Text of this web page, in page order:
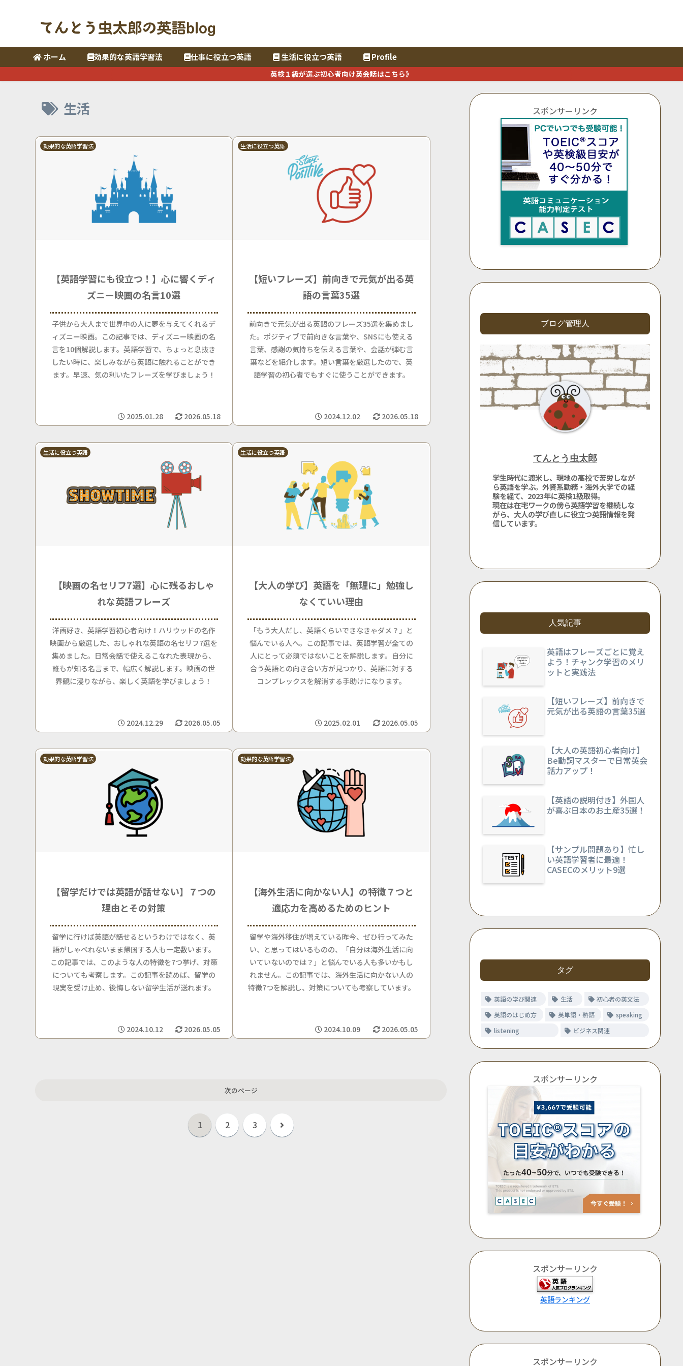
ホーム 効果的な英語学習法 仕事に役立つ英語 生活に役立つ英語 Profile
英検１級が選ぶ初心者向け英会話はこちら》
生活
効果的な英語学習法
【英語学習にも役立つ！】心に響くディ
ズニー映画の名言10選
子供から大人まで世界中の人に夢を与えてくれるデ
ィズニー映画。この記事では、ディズニー映画の名
言を10個解説します。英語学習で、ちょっと息抜き
したい時に、楽しみながら英語に触れることができ
ます。早速、気の利いたフレーズを学びましょう！
2025.01.28 2026.05.18
生活に役立つ英語
【短いフレーズ】前向きで元気が出る英
語の言葉35選
前向きで元気が出る英語のフレーズ35選を集めまし
た。ポジティブで前向きな言葉や、SNSにも使える
言葉、感謝の気持ちを伝える言葉や、会話が弾む言
葉などを紹介します。短い言葉を厳選したので、英
語学習の初心者でもすぐに使うことができます。
2024.12.02 2026.05.18
生活に役立つ英語
【映画の名セリフ7選】心に残るおしゃ
れな英語フレーズ
洋画好き、英語学習初心者向け！ハリウッドの名作
映画から厳選した、おしゃれな英語の名セリフ7選を
集めました。日常会話で使えるこなれた表現から、
誰もが知る名言まで、幅広く解説します。映画の世
界観に浸りながら、楽しく英語を学びましょう！
2024.12.29 2026.05.05
生活に役立つ英語
【大人の学び】英語を「無理に」勉強し
なくていい理由
「もう大人だし、英語くらいできなきゃダメ？」と
悩んでいる人へ。この記事では、英語学習が全ての
人にとって必須ではないことを解説します。自分に
合う英語との向き合い方が見つかり、英語に対する
コンプレックスを解消する手助けになります。
2025.02.01 2026.05.05
効果的な英語学習法
【留学だけでは英語が話せない】７つの
理由とその対策
留学に行けば英語が話せるというわけではなく、英
語がしゃべれないまま帰国する人も一定数います。
この記事では、このような人の特徴を7つ挙げ、対策
についても考察します。この記事を読めば、留学の
現実を受け止め、後悔しない留学生活が送れます。
2024.10.12 2026.05.05
効果的な英語学習法
【海外生活に向かない人】の特徴７つと
適応力を高めるためのヒント
留学や海外移住が増えている昨今、ぜひ行ってみた
い、と思ってはいるものの、「自分は海外生活に向
いていないのでは？」と悩んでいる人も多いかもし
れません。この記事では、海外生活に向かない人の
特徴7つを解説し、対策についても考察しています。
2024.10.09 2026.05.05
次のページ
1 2 3
次
スポンサーリンク
ブログ管理人
てんとう虫太郎
学生時代に渡米し、現地の高校で苦労しなが
ら英語を学ぶ。外資系勤務・海外大学での経
験を経て、2023年に英検1級取得。
現在は在宅ワークの傍ら英語学習を継続しな
がら、大人の学び直しに役立つ英語情報を発
信しています。
人気記事
英語はフレーズごとに覚え
よう！チャンク学習のメリ
ットと実践法
【短いフレーズ】前向きで
元気が出る英語の言葉35選
【大人の英語初心者向け】
Be動詞マスターで日常英会
話力アップ！
【英語の説明付き】外国人
が喜ぶ日本のお土産35選！
【サンプル問題あり】忙し
い英語学習者に最適！
CASECのメリット9選
タグ
英語の学び関連 生活
初心者の英文法
英語のはじめ方
英単語・熟語
speaking
listening
ビジネス関連
スポンサーリンク
スポンサーリンク
英語ランキング
スポンサーリンク